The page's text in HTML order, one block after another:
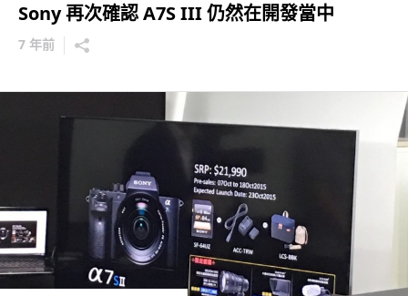
Sony 再次確認 A7S III 仍然在開發當中
7 年前